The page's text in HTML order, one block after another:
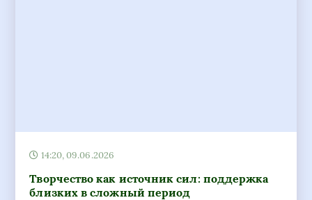
14:20, 09.06.2026
Творчество как источник сил: поддержка
близких в сложный период